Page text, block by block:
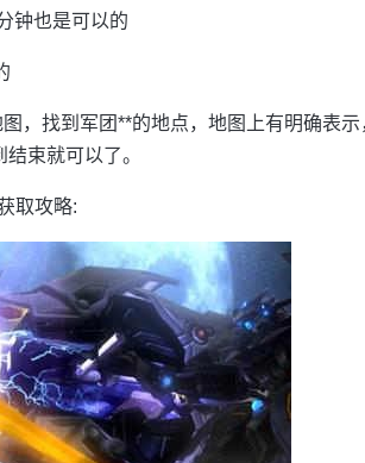
钟也是可以的
，找到军团**的地点，地图上有明确表
束就可以了。
取攻略: